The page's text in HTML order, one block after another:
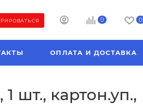
0 0
ОПЛАТА И ДОСТАВКА
шт., картон.уп.,